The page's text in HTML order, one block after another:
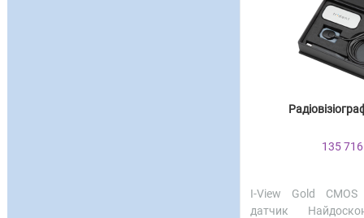
135
I-View Gold CMOS
датчик